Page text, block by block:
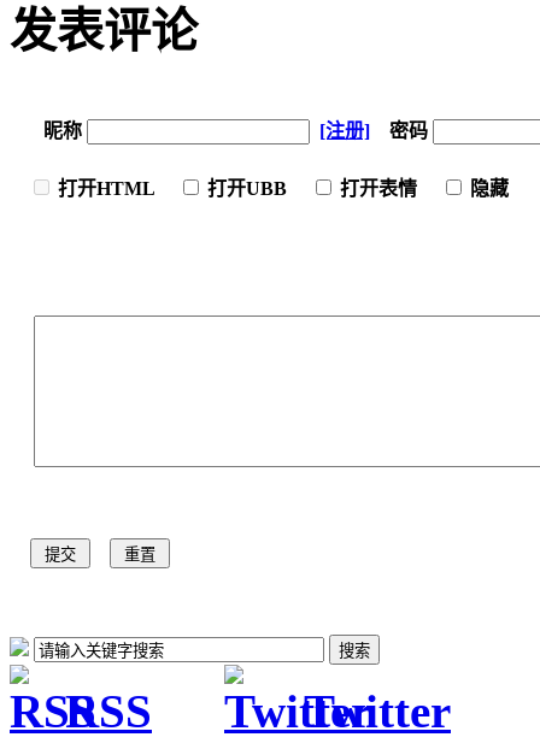
发表评论
昵称 [注册] 密码
打开HTML 打开UBB 打开表情 隐
RSS Twitter